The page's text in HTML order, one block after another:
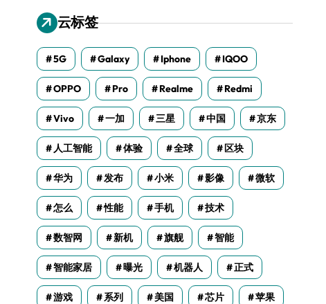
云标签
5G Galaxy Iphone IQOO
OPPO Pro Realme Redmi
Vivo 一加 三星 中国 京东
人工智能 体验 全球 区块
华为 发布 小米 影像 微软
怎么 性能 手机 技术
数智网 新机 旗舰 智能
智能家居 曝光 机器人 正式
游戏 系列 美国 芯片 苹果